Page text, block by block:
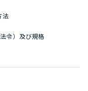
法
令）及び規格